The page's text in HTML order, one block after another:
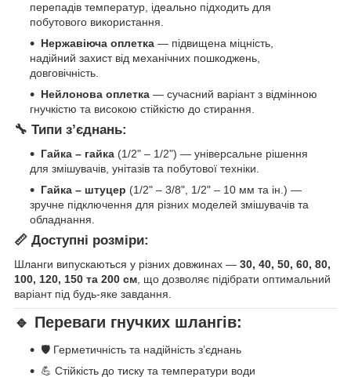
перепадів температур, ідеально підходить для
побутового використання.
Нержавіюча оплетка — підвищена міцність,
надійний захист від механічних пошкоджень,
довговічність.
Нейлонова оплетка — сучасний варіант з відмінною
гнучкістю та високою стійкістю до стирання.
🔧 Типи з’єднань:
Гайка – гайка (1/2" – 1/2") — універсальне рішення
для змішувачів, унітазів та побутової техніки.
Гайка – штуцер (1/2" – 3/8", 1/2" – 10 мм та ін.) —
зручне підключення для різних моделей змішувачів та
обладнання.
📏 Доступні розміри:
Шланги випускаються у різних довжинах — 30, 40, 50, 60, 80,
100, 120, 150 та 200 см , що дозволяє підібрати оптимальний
варіант під будь-яке завдання.
🔹 Переваги гнучких шлангів:
🛡️ Герметичність та надійність з’єднань
💪 Стійкість до тиску та температури води